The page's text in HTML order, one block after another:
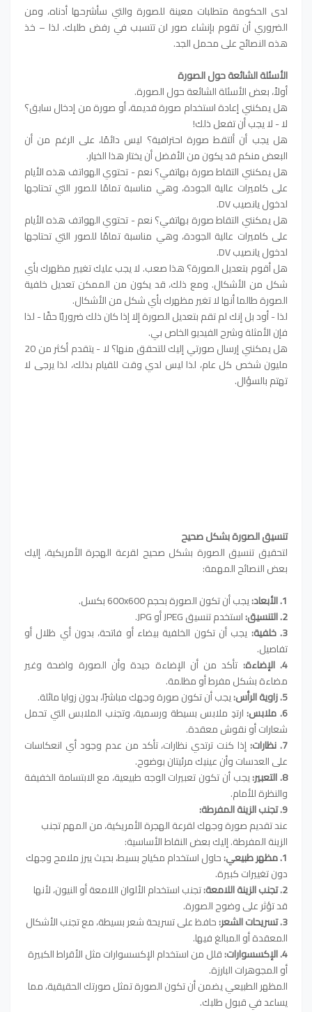
لدى الحكومة متطلبات معينة للصورة والتي سأشرحها أدناه، ومن
الضروري أن تقوم بإنشاء صور لن تتسبب في رفض طلبك. لذا – خذ
هذه النصائح على محمل الجد.
الأسئلة الشائعة حول الصورة
أولاً، بعض الأسئلة الشائعة حول الصورة.
هل يمكنني إعادة استخدام صورة قديمة، أو صورة من إدخال سابق؟
لا - لا يجب أن تفعل ذلك!
هل يجب أن ألتقط صورة احترافية؟ ليس دائمًا، على الرغم من أن
البعض منكم قد يكون من الأفضل أن يختار هذا الخيار.
هل يمكنني التقاط صورة بهاتفي؟ نعم - تحتوي الهواتف هذه الأيام
على كاميرات عالية الجودة، وهي مناسبة تمامًا للصور التي تحتاجها
لدخول يانصيب DV.
هل يمكنني التقاط صورة بهاتفي؟ نعم - تحتوي الهواتف هذه الأيام
على كاميرات عالية الجودة، وهي مناسبة تمامًا للصور التي تحتاجها
لدخول يانصيب DV.
هل أقوم بتعديل الصورة؟ هذا صعب. لا يجب عليك تغيير مظهرك بأي
شكل من الأشكال. ومع ذلك، قد يكون من الممكن تعديل خلفية
الصورة طالما أنها لا تغير مظهرك بأي شكل من الأشكال.
لذا - أود بل إنك لم تقم بتعديل الصورة إلا إذا كان ذلك ضروريًا حقًا - لذا
فإن الأمثلة وشرح الفيديو الخاص بي.
هل يمكنني إرسال صورتي إليك للتحقق منها؟ لا - يتقدم أكثر من 20
مليون شخص كل عام، لذا ليس لدي وقت للقيام بذلك، لذا يرجى لا
تهتم بالسؤال.
تنسيق الصورةبشكل صحيح
لتحقيق تنسيق الصورة بشكل صحيح لقرعة الهجرة الأمريكية، إليك
بعض النصائح المهمة:
1. الأبعاد:
يجب أن تكون الصورة بحجم 600x600 بكسل.
2. التنسيق:
استخدم تنسيق JPEG أو JPG.
3. خلفية:
يجب أن تكون الخلفية بيضاء أو فاتحة، بدون أي ظلال أو
تفاصيل.
4. الإضاءة:
تأكد من أن الإضاءة جيدة وأن الصورة واضحة وغير
مضاءة بشكل مفرط أو مظلمة.
5. زاوية الرأس:
يجب أن تكون صورة وجهك مباشرًا، بدون زوايا مائلة.
6. ملابس:
ارتدِ ملابس بسيطة ورسمية، وتجنب الملابس التي تحمل
شعارات أو نقوش معقدة.
7. نظارات:
إذا كنت ترتدي نظارات، تأكد من عدم وجود أي انعكاسات
على العدسات وأن عينيك مرئيتان بوضوح.
8. التعبير:
يجب أن تكون تعبيرات الوجه طبيعية، مع الابتسامة الخفيفة
والنظرة للأمام.
9. تجنب الزينة المفرطة:
عند تقديم صورة وجهك لقرعة الهجرة الأمريكية، من المهم تجنب
الزينة المفرطة. إليك بعض النقاط الأساسية:
1. مظهر طبيعي:
حاول استخدام مكياج بسيط، بحيث يبرز ملامح وجهك
دون تغييرات كبيرة.
2. تجنب الزينة اللامعة:
تجنب استخدام الألوان اللامعة أو النيون، لأنها
قد تؤثر على وضوح الصورة.
3. تسريحات الشعر:
حافظ على تسريحة شعر بسيطة، مع تجنب الأشكال
المعقدة أو المبالغ فيها.
4. الإكسسوارات:
قلل من استخدام الإكسسوارات مثل الأقراط الكبيرة
أو المجوهرات البارزة.
المظهر الطبيعي يضمن أن تكون الصورة تمثل صورتك الحقيقية، مما
يساعد في قبول طلبك.